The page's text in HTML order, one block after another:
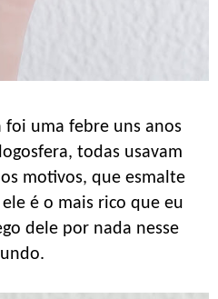
uma febre uns anos
todas usavam
motivos, que esmalte
é o mais rico que eu
dele por nada nesse